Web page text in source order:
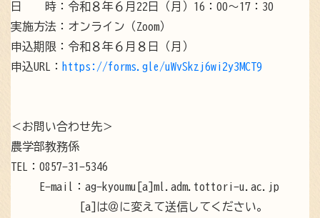
日 時：令和８年６月22日（月）16：00～17：30
実施方法：オンライン（Zoom）
申込期限：令和８年６月８日（月）
申込URL： https://forms.gle/uWvSkzj6wi2y3MCT9
＜お問い合わせ先＞
農学部教務係
TEL：0857-31-5346
E-mail：ag-kyoumu[a]ml.adm.tottori-u.ac.jp
[a]は＠に変えて送信してください。